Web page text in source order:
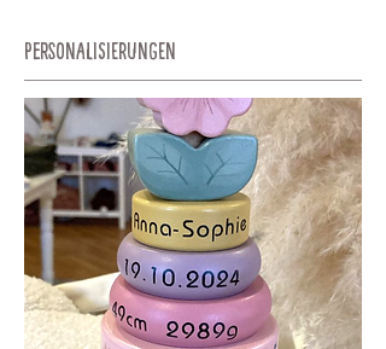
Personalisierungen